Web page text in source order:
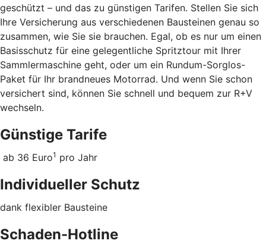
geschützt – und das zu günstigen Tarifen. Stellen Sie sich
Ihre Versicherung aus verschiedenen Bausteinen genau so
zusammen, wie Sie sie brauchen. Egal, ob es nur um einen
Basisschutz für eine gelegentliche Spritztour mit Ihrer
Sammlermaschine geht, oder um ein Rundum-Sorglos-
Paket für Ihr brandneues Motorrad. Und wenn Sie schon
versichert sind, können Sie schnell und bequem zur R+V
wechseln.
Günstige Tarife
ab 36 Euro1 pro Jahr
Individueller Schutz
dank flexibler Bausteine
Schaden-Hotline